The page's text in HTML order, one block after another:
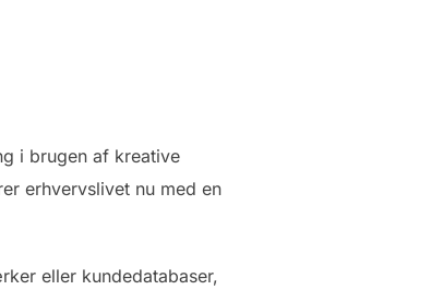
i brugen af kreative
erhvervslivet nu med en
eller kundedatabaser,